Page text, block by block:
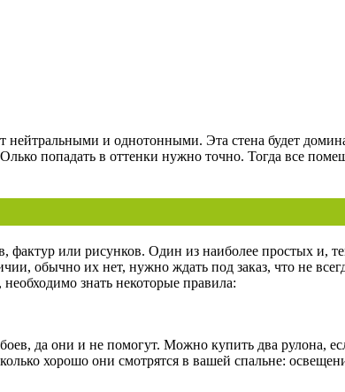
и однотонными. Эта стена будет
попадать в оттенки нужно точно. Тогда все
или рисунков. Один из наиболее простых и,
обычно их нет, нужно ждать под заказ, что не
знать некоторые правила:
да они и не помогут. Можно купить два рулона,
хорошо они смотрятся в вашей спальне: